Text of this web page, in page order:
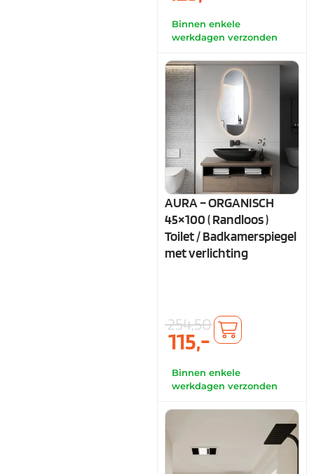
Binnen enkele
werkdagen verzonden
AURA – ORGANISCH
45×100 ( Randloos )
Toilet / Badkamerspiegel
met verlichting
254,50
115,-
Binnen enkele
werkdagen verzonden